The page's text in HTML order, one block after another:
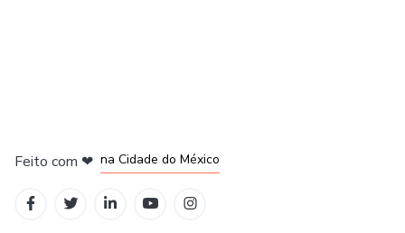
Feito com ❤ na Cidade do México